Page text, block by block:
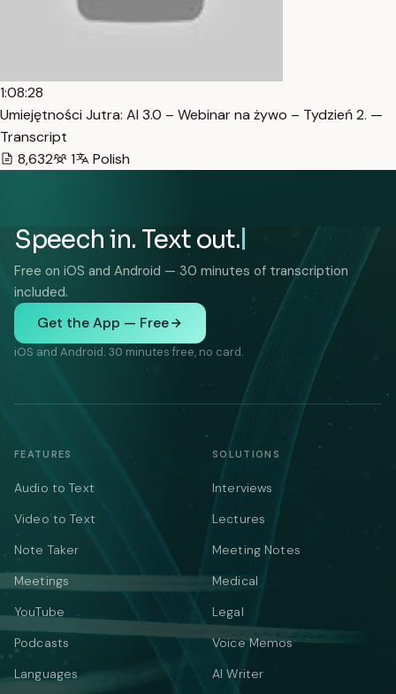
1:08:28
Umiejętności Jutra: AI 3.0 – Webinar na żywo – Tydzień 2. —
Transcript
8,632
1 Polish
Speech in. Text out.
Free on iOS and Android — 30 minutes of transcription
included.
Get the App — Free
iOS and Android. 30 minutes free, no card.
FEATURES
Audio to Text
Video to Text
Note Taker
Meetings
YouTube
Podcasts
Languages
SOLUTIONS
Interviews
Lectures
Meeting Notes
Medical
Legal
Voice Memos
AI Writer